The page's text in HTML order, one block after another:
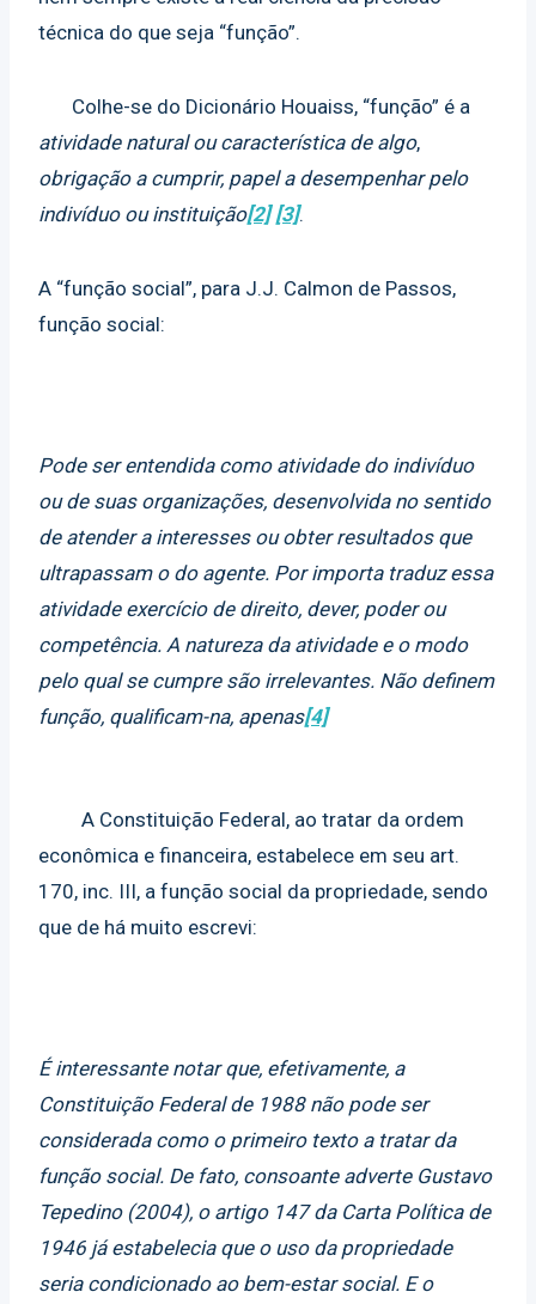
técnica do que seja “função”.
Colhe-se do Dicionário Houaiss, “função” é a
atividade natural ou característica de algo,
obrigação a cumprir, papel a desempenhar pelo
indivíduo ou instituição[2] [3].
A “função social”, para J.J. Calmon de Passos,
função social:
Pode ser entendida como atividade do indivíduo
ou de suas organizações, desenvolvida no sentido
de atender a interesses ou obter resultados que
ultrapassam o do agente. Por importa traduz essa
atividade exercício de direito, dever, poder ou
competência. A natureza da atividade e o modo
pelo qual se cumpre são irrelevantes. Não definem
função, qualificam-na, apenas[4]
A Constituição Federal, ao tratar da ordem
econômica e financeira, estabelece em seu art.
170, inc. III, a função social da propriedade, sendo
que de há muito escrevi:
É interessante notar que, efetivamente, a
Constituição Federal de 1988 não pode ser
considerada como o primeiro texto a tratar da
função social. De fato, consoante adverte Gustavo
Tepedino (2004), o artigo 147 da Carta Política de
1946 já estabelecia que o uso da propriedade
seria condicionado ao bem-estar social. E o